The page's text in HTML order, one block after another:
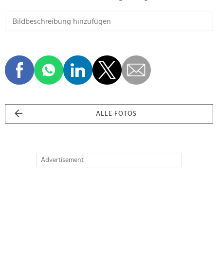
ALLE FOTOS
Advertisement